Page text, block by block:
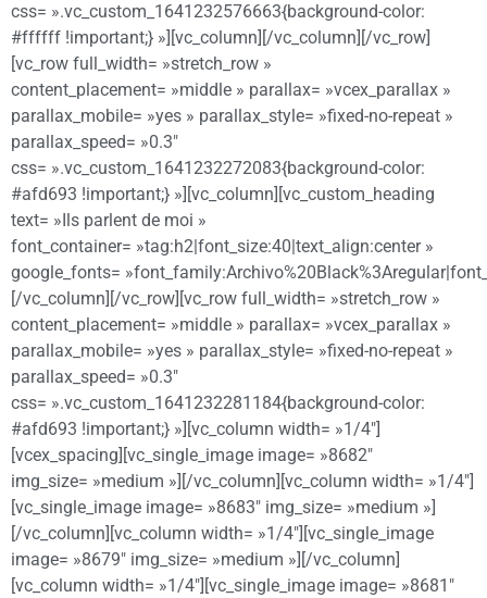
css= ».vc_custom_1641232576663{background-color:
#ffffff !important;} »][vc_column][/vc_column][/vc_row]
[vc_row full_width= »stretch_row »
content_placement= »middle » parallax= »vcex_parallax »
parallax_mobile= »yes » parallax_style= »fixed-no-repeat »
parallax_speed= »0.3″
css= ».vc_custom_1641232272083{background-color:
#afd693 !important;} »][vc_column][vc_custom_heading
text= »Ils parlent de moi »
font_container= »tag:h2|font_size:40|text_align:center »
google_fonts=
[/vc_column][/vc_row][vc_row full_width= »stretch_row »
content_placement= »middle » parallax= »vcex_parallax »
parallax_mobile= »yes » parallax_style= »fixed-no-repeat »
parallax_speed= »0.3″
css= ».vc_custom_1641232281184{background-color:
#afd693 !important;} »][vc_column width= »1/4″]
[vcex_spacing][vc_single_image image= »8682″
img_size= »medium »][/vc_column][vc_column width= »1/4″]
[vc_single_image image= »8683″ img_size= »medium »]
[/vc_column][vc_column width= »1/4″][vc_single_image
image= »8679″ img_size= »medium »][/vc_column]
[vc_column width= »1/4″][vc_single_image image= »8681″